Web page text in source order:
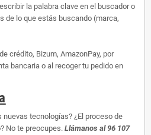
la palabra clave en el buscador o
de lo que estás buscando (marca,
crédito, Bizum, AmazonPay, por
bancaria o al recoger tu pedido en
tecnologías? ¿El proceso de
No te preocupes. Llámanos al 96 107